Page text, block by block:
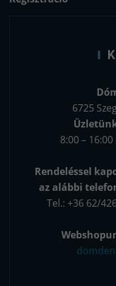
6725
8:00 –
Rendeléssel
az alábbi
Tel.: +36 62/